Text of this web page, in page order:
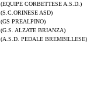
(EQUIPE CORBETTESE A.S.D.)
(S.C.ORINESE ASD)
(GS PREALPINO)
(G.S. ALZATE BRIANZA)
(A.S.D. PEDALE BREMBILLESE)